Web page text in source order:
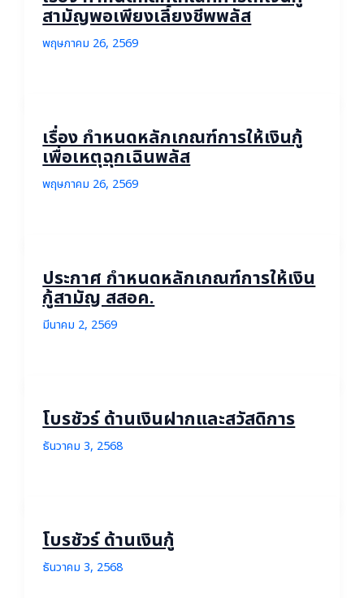
สามัญพอเพียงเลี้ยงชีพพลัส
พฤษภาคม 26, 2569
เรื่อง กำหนดหลักเกณฑ์การให้เงินกู้
เพื่อเหตุฉุกเฉินพลัส
พฤษภาคม 26, 2569
ประกาศ กำหนดหลักเกณฑ์การให้เงิน
กู้สามัญ สสอค.
มีนาคม 2, 2569
โบรชัวร์ ด้านเงินฝากและสวัสดิการ
ธันวาคม 3, 2568
โบรชัวร์ ด้านเงินกู้
ธันวาคม 3, 2568